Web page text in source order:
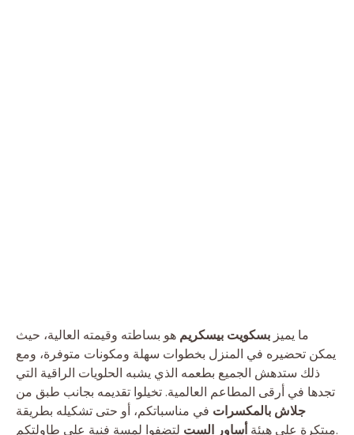
ما يميز بسكويت بيسكريم هو بساطته وقيمته العالية، حيث
يمكن تحضيره في المنزل بخطوات سهلة ومكونات متوفرة، ومع
ذلك ستدهش الجميع بطعمه الذي يشبه الحلويات الراقية التي
تجدها في أرقى المطاعم العالمية. تخيلوا تقديمه بجانب طبق من
جلاش بالمكسرات في مناسباتكم، أو حتى تشكيله بطريقة
مبتكرة على هيئةأساور الست لتضفوا لمسة فنية على طاولتكم.